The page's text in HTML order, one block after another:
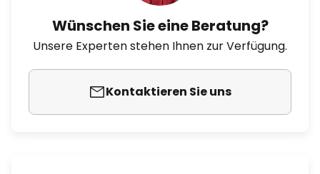
Wünschen Sie eine Beratung?
Unsere Experten stehen Ihnen zur Verfügung.
Kontaktieren Sie uns